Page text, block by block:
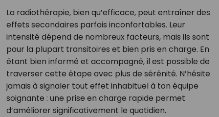
La radiothérapie, bien qu’efficace, peut entraîner des
effets secondaires parfois inconfortables. Leur
intensité dépend de nombreux facteurs, mais ils sont
pour la plupart transitoires et bien pris en charge. En
étant bien informé et accompagné, il est possible de
traverser cette étape avec plus de sérénité. N’hésite
jamais à signaler tout effet inhabituel à ton équipe
soignante : une prise en charge rapide permet
d’améliorer significativement le quotidien.